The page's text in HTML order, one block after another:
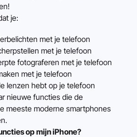
je:
met je telefoon
met je telefoon
fotograferen met je telefoon
met je telefoon
lenzen hebt op je telefoon
nieuwe functies die de
meeste moderne smartphones
op mijn iPhone?